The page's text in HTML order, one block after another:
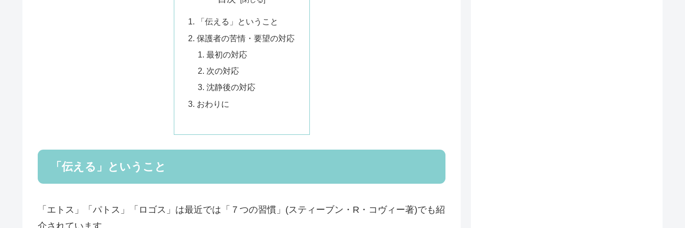
「伝える」ということ
保護者の苦情・要望の対応
最初の対応
次の対応
沈静後の対応
おわりに
「伝える」ということ
「エトス」「パトス」「ロゴス」は最近では「７つの習慣」(スティーブン・R・コヴィー著)でも紹